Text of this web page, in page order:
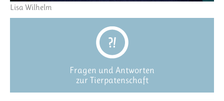
Lisa Wilhelm
Fragen und Antworten
zur Tierpatenschaft